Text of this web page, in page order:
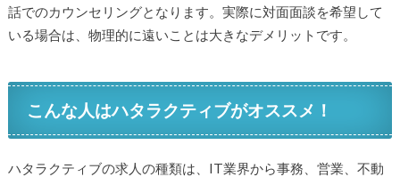
話でのカウンセリングとなります。実際に対面面談を希望して
いる場合は、物理的に遠いことは大きなデメリットです。
こんな人はハタラクティブがオススメ！
ハタラクティブの求人の種類は、IT業界から事務、営業、不動